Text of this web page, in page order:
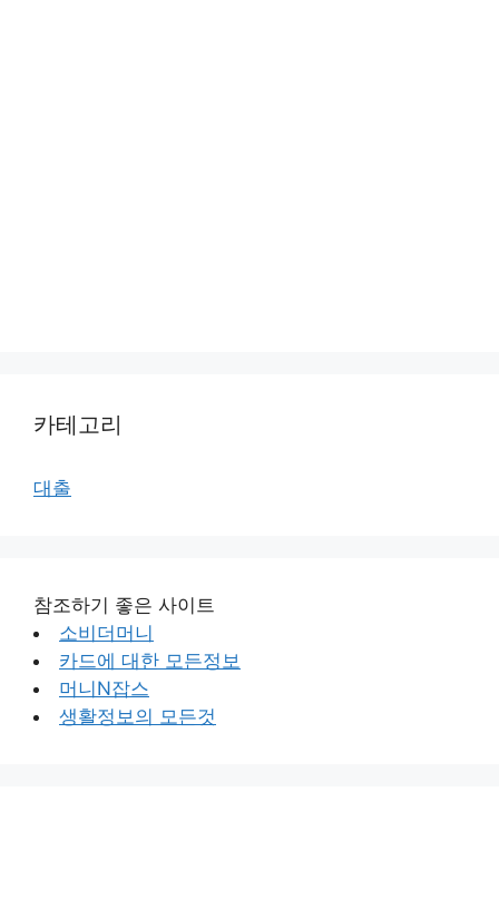
카테고리
대출
참조하기 좋은 사이트
소비더머니
카드에 대한 모든정보
머니N잡스
생활정보의 모든것